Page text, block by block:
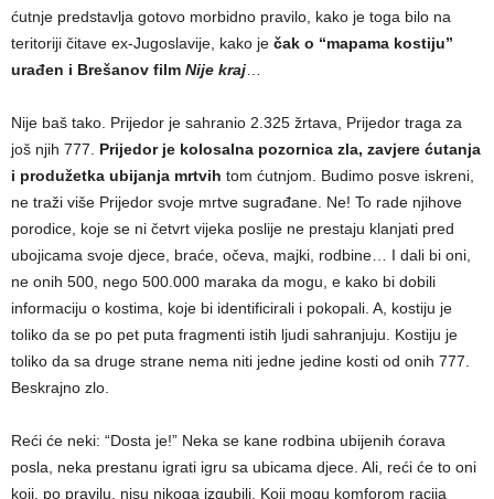
ćutnje predstavlja gotovo morbidno pravilo, kako je toga bilo na
teritoriji čitave ex-Jugoslavije, kako je čak o “mapama kostiju”
urađen i Brešanov film Nije kraj
Nije baš tako. Prijedor je sahranio 2.325 žrtava, Prijedor traga za
još njih 777. Prijedor je kolosalna pozornica zla, zavjere ćutanja
i produžetka ubijanja mrtvih tom ćutnjom. Budimo posve iskreni,
ne traži više Prijedor svoje mrtve sugrađane. Ne! To rade njihove
porodice, koje se ni četvrt vijeka poslije ne prestaju klanjati pred
ubojicama svoje djece, braće, očeva, majki, rodbine… I dali bi oni,
ne onih 500, nego 500.000 maraka da mogu, e kako bi dobili
informaciju o kostima, koje bi identificirali i pokopali. A, kostiju je
toliko da se po pet puta fragmenti istih ljudi sahranjuju. Kostiju je
toliko da sa druge strane nema niti jedne jedine kosti od onih 777.
Beskrajno zlo.
Reći će neki: “Dosta je!” Neka se kane rodbina ubijenih ćorava
posla, neka prestanu igrati igru sa ubicama djece. Ali, reći će to oni
koji, po pravilu, nisu nikoga izgubili. Koji mogu komforom racija